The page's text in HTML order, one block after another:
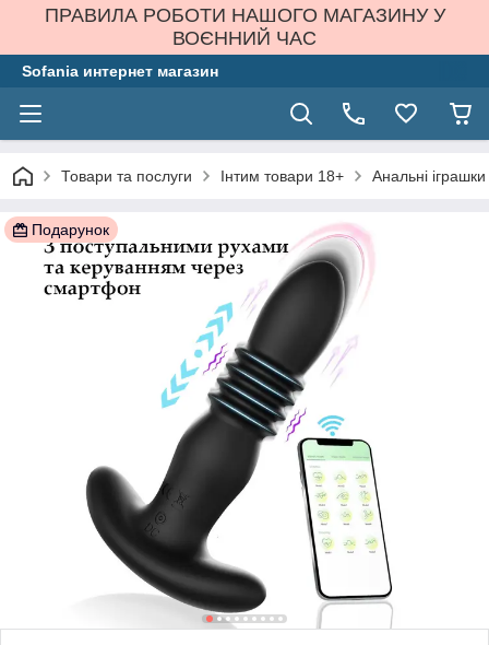
ПРАВИЛА РОБОТИ НАШОГО МАГАЗИНУ У
ВОЄННИЙ ЧАС
Sofania интернет магазин
Товари та послуги Інтим товари 18+ Анальні іграшки
Подарунок